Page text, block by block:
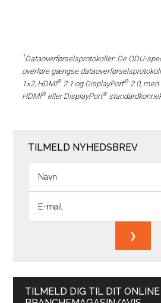
1Dataoverførselsprotokoller: De ODU-
overføre gængse
1×2, HDMI®2.1 og DisplayPort®2.0, men
HDMI®eller DisplayPort®
TILMELD NYHEDSBREV
TILMELD DIG TIL DIT ONLINE